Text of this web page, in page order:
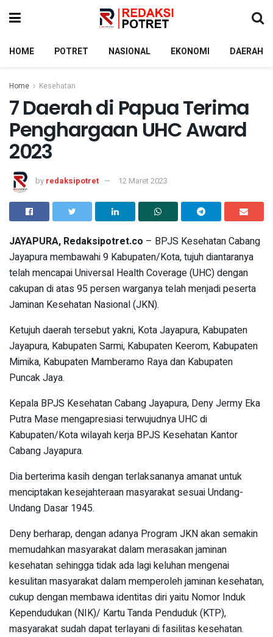
HOME POTRET NASIONAL EKONOMI DAERAH
Home Kesehatan
7 Daerah di Papua Terima
Penghargaan UHC Award
2023
by redaksipotret 12 Maret 2023
JAYAPURA, Redaksipotret.co – BPJS Kesehatan Cabang
Jayapura membawahi 9 Kabupaten/Kota, tujuh diantaranya
telah mencapai Universal Health Coverage (UHC) dengan
cakupan di atas 95 persen warganya telah menjadi peserta
Jaminan Kesehatan Nasional (JKN).
Ketujuh daerah tersebut yakni, Kota Jayapura, Kabupaten
Jayapura, Kabupaten Sarmi, Kabupaten Keerom, Kabupaten
Mimika, Kabupaten Mamberamo Raya dan Kabupaten
Puncak Jaya.
Kepala BPJS Kesehatan Cabang Jayapura, Deny Jermy Eka
Putra Mase mengapresiasi terwujudnya UHC di
Kabupaten/Kota wilayah kerja BPJS Kesehatan Kantor
Cabang Jayapura.
Dia berterima kasih dengan terlaksananya amanat untuk
menciptakan kesejahteraan masyarakat sesuai Undang-
Undang Dasar 1945.
Deny berharap, dengan adanya Program JKN akan semakin
memudahkan masyarakat dalam merasakan jaminan
kesehatan sehingga tidak ada lagi keluhan mengenai
kesulitan masyarakat dalam memperoleh jaminan kesehatan,
cukup dengan membawa identitas diri yaitu Nomor Induk
Kependudukan (NIK)/ Kartu Tanda Penduduk (KTP),
masyarakat sudah dapat terlayani di fasilitas kesehatan.